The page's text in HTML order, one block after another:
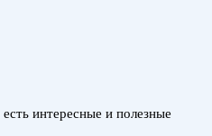
интересные и полезные